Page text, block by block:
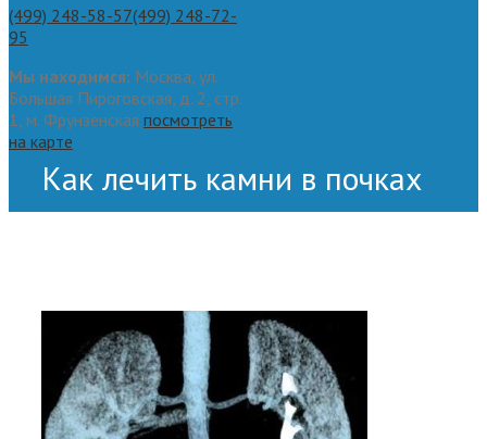
(499) 248-58-57(499) 248-72-
95
Мы находимся: Москва, ул.
Большая Пироговская, д. 2, стр.
1, м. Фрунзенская посмотреть
на карте
Как лечить камни в почках